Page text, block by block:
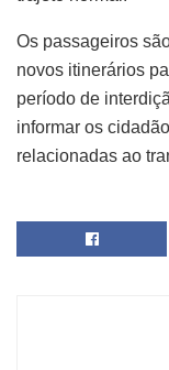
Os passageiros
novos itinerários
período de
informar os
relacionadas ao